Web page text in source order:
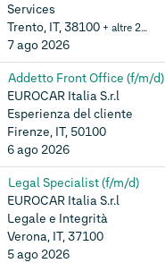
Services
Trento, IT, 38100 + altre 2…
7 ago 2026
Addetto Front Office (f/m/d)
EUROCAR Italia S.r.l
Esperienza del cliente
Firenze, IT, 50100
6 ago 2026
Legal Specialist (f/m/d)
EUROCAR Italia S.r.l
Legale e Integrità
Verona, IT, 37100
5 ago 2026